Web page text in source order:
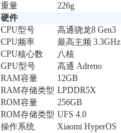
重量
226g
硬件
CPU型号
高通骁龙8 Gen3
CPU频率
最高主频 3.3GHz
CPU核心数
八核
GPU型号
高通 Adreno
RAM容量
12GB
RAM存储类型 LPDDR5X
ROM容量
256GB
ROM存储类型 UFS 4.0
操作系统
Xiaomi HyperOS